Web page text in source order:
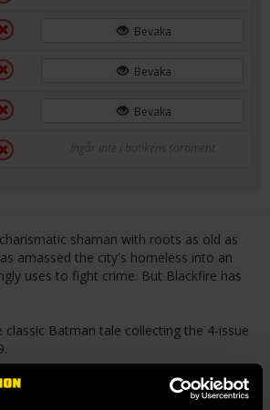
Bevaka
Bevaka
Bevaka
Ingår inte i butikens sortiment
shaman with roots as old as
amassed the city's homeless into an
uses to fight crime. But Blackfire has
Batman tale collecting the 4-issue
Cult #1-4.